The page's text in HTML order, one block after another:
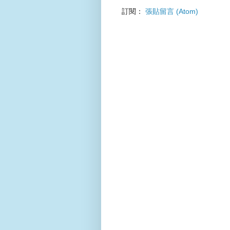
訂閱： 張貼留言 (Atom)